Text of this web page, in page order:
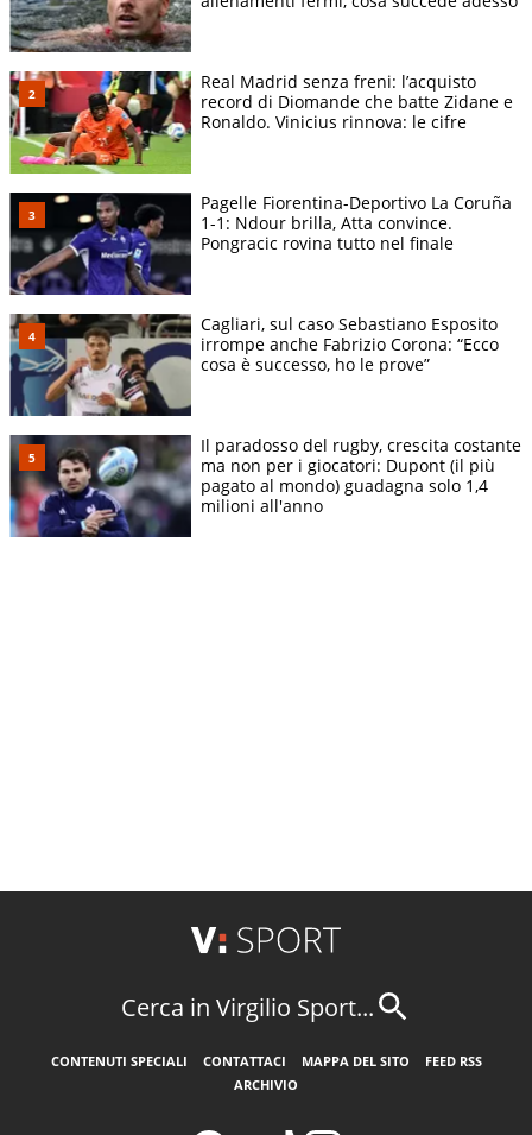
Real Madrid senza freni: l’acquisto
record di Diomande che batte Zidane e
Ronaldo. Vinicius rinnova: le cifre
Pagelle Fiorentina-Deportivo La Coruña
1-1: Ndour brilla, Atta convince.
Pongracic rovina tutto nel finale
Cagliari, sul caso Sebastiano Esposito
irrompe anche Fabrizio Corona: “Ecco
cosa è successo, ho le prove”
Il paradosso del rugby, crescita costante
ma non per i giocatori: Dupont (il più
pagato al mondo) guadagna solo 1,4
milioni all'anno
Cerca in Virgilio Sport...
CONTENUTI SPECIALI CONTATTACI MAPPA DEL SITO
FEED RSS
ARCHIVIO